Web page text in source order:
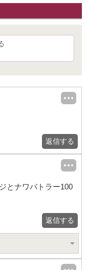
返信する
とナワバトラー100
返信する